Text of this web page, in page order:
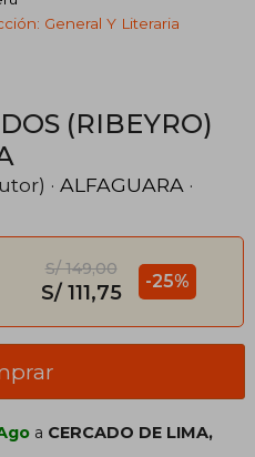
General Y Literaria
(RIBEYRO)
· ALFAGUARA ·
S/ 149,00
S/ 111,75 -25%
a CERCADO DE LIMA,